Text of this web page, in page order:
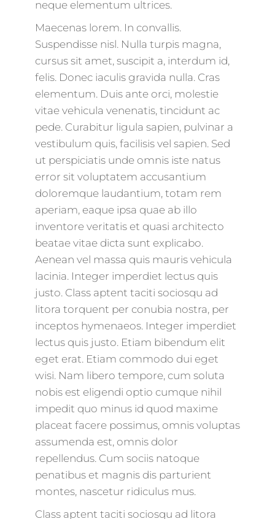
neque elementum ultrices.
Maecenas lorem. In convallis.
Suspendisse nisl. Nulla turpis magna,
cursus sit amet, suscipit a, interdum id,
felis. Donec iaculis gravida nulla. Cras
elementum. Duis ante orci, molestie
vitae vehicula venenatis, tincidunt ac
pede. Curabitur ligula sapien, pulvinar a
vestibulum quis, facilisis vel sapien. Sed
ut perspiciatis unde omnis iste natus
error sit voluptatem accusantium
doloremque laudantium, totam rem
aperiam, eaque ipsa quae ab illo
inventore veritatis et quasi architecto
beatae vitae dicta sunt explicabo.
Aenean vel massa quis mauris vehicula
lacinia. Integer imperdiet lectus quis
justo. Class aptent taciti sociosqu ad
litora torquent per conubia nostra, per
inceptos hymenaeos. Integer imperdiet
lectus quis justo. Etiam bibendum elit
eget erat. Etiam commodo dui eget
wisi. Nam libero tempore, cum soluta
nobis est eligendi optio cumque nihil
impedit quo minus id quod maxime
placeat facere possimus, omnis voluptas
assumenda est, omnis dolor
repellendus. Cum sociis natoque
penatibus et magnis dis parturient
montes, nascetur ridiculus mus.
Class aptent taciti sociosqu ad litora